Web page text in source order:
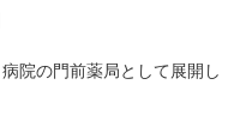
院の門前薬局として展開し